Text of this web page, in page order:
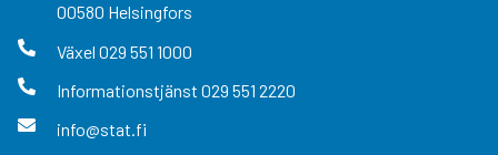
00580 Helsingfors
Växel 029 551 1000
Informationstjänst 029 551 2220
info@stat.fi